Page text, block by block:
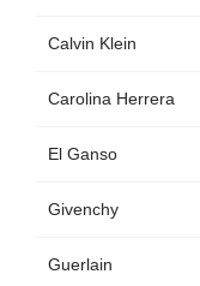
Calvin Klein
Carolina Herrera
El Ganso
Givenchy
Guerlain